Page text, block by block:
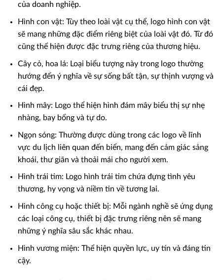
của doanh nghiệp.
Hình con vật: Tùy theo loài vật cụ thể, logo hình con vật
sẽ mang những đặc điểm riêng biệt của loài vật đó. Từ đó
cũng thể hiện được đặc trưng riêng của thương hiệu.
Cây cỏ, hoa lá: Loại biểu tượng này trong logo thường
hướng đến ý nghĩa về sự sống bất tận, sự thịnh vượng và
cái đẹp.
Hình mây: Logo thể hiện hình đám mây biểu thị sự nhẹ
nhàng, bay bổng và tự do.
Ngọn sóng: Thường được dùng trong các logo về lĩnh
vực du lịch liên quan đến biển, mang đến cảm giác sảng
khoái, thư giãn và thoải mái cho người xem.
Hình trái tim: Logo hình trái tim chứa đựng tình yêu
thương, hy vọng và niềm tin về tương lai.
Hình công cụ hoặc thiết bị: Mỗi ngành nghề sẽ ứng dụng
các loại công cụ, thiết bị đặc trưng riêng nên sẽ mang
những ý nghĩa sâu sắc khác nhau.
Hình vương miện: Thể hiện quyền lực, uy tín và đáng tin
cậy.